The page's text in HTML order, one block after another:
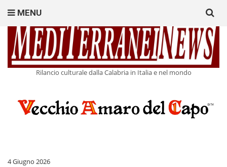
Rilancio culturale dalla Calabria in Italia e nel mondo
MENU
for:
4 Giugno 2026